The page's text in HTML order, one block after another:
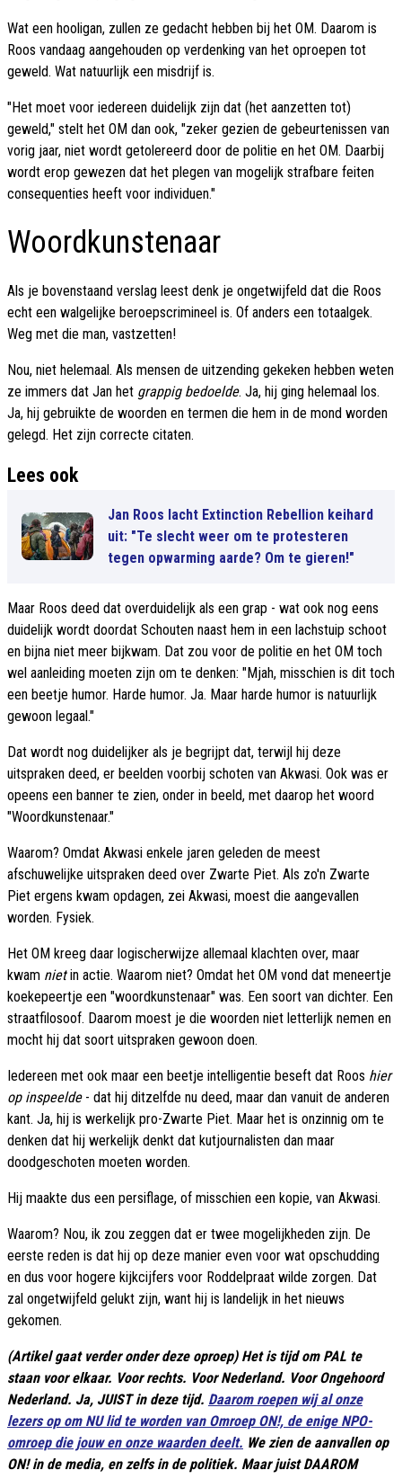
Wat een hooligan, zullen ze gedacht hebben bij het OM. Daarom is
Roos vandaag aangehouden op verdenking van het oproepen tot
geweld. Wat natuurlijk een misdrijf is.
"Het moet voor iedereen duidelijk zijn dat (het aanzetten tot)
geweld," stelt het OM dan ook, "zeker gezien de gebeurtenissen van
vorig jaar, niet wordt getolereerd door de politie en het OM. Daarbij
wordt erop gewezen dat het plegen van mogelijk strafbare feiten
consequenties heeft voor individuen."
Woordkunstenaar
Als je bovenstaand verslag leest denk je ongetwijfeld dat die Roos
echt een walgelijke beroepscrimineel is. Of anders een totaalgek.
Weg met die man, vastzetten!
Nou, niet helemaal. Als mensen de uitzending gekeken hebben weten
ze immers dat Jan het grappig bedoelde. Ja, hij ging helemaal los.
Ja, hij gebruikte de woorden en termen die hem in de mond worden
gelegd. Het zijn correcte citaten.
Lees ook
Jan Roos lacht Extinction Rebellion keihard
uit: "Te slecht weer om te protesteren
tegen opwarming aarde? Om te gieren!"
Maar Roos deed dat overduidelijk als een grap - wat ook nog eens
duidelijk wordt doordat Schouten naast hem in een lachstuip schoot
en bijna niet meer bijkwam. Dat zou voor de politie en het OM toch
wel aanleiding moeten zijn om te denken: "Mjah, misschien is dit toch
een beetje humor. Harde humor. Ja. Maar harde humor is natuurlijk
gewoon legaal."
Dat wordt nog duidelijker als je begrijpt dat, terwijl hij deze
uitspraken deed, er beelden voorbij schoten van Akwasi. Ook was er
opeens een banner te zien, onder in beeld, met daarop het woord
"Woordkunstenaar."
Waarom? Omdat Akwasi enkele jaren geleden de meest
afschuwelijke uitspraken deed over Zwarte Piet. Als zo'n Zwarte
Piet ergens kwam opdagen, zei Akwasi, moest die aangevallen
worden. Fysiek.
Het OM kreeg daar logischerwijze allemaal klachten over, maar
kwam nietin actie. Waarom niet? Omdat het OM vond dat meneertje
koekepeertje een "woordkunstenaar" was. Een soort van dichter. Een
straatfilosoof. Daarom moest je die woorden niet letterlijk nemen en
mocht hij dat soort uitspraken gewoon doen.
Iedereen met ook maar een beetje intelligentie beseft dat Roos hier
op inspeelde- dat hij ditzelfde nu deed, maar dan vanuit de anderen
kant. Ja, hij is werkelijk pro-Zwarte Piet. Maar het is onzinnig om te
denken dat hij werkelijk denkt dat kutjournalisten dan maar
doodgeschoten moeten worden.
Hij maakte dus een persiflage, of misschien een kopie, van Akwasi.
Waarom? Nou, ik zou zeggen dat er twee mogelijkheden zijn. De
eerste reden is dat hij op deze manier even voor wat opschudding
en dus voor hogere kijkcijfers voor Roddelpraat wilde zorgen. Dat
zal ongetwijfeld gelukt zijn, want hij is landelijk in het nieuws
gekomen.
(Artikel gaat verder onder deze oproep) Het is tijd om PAL te
staan voor elkaar. Voor rechts. Voor Nederland. Voor Ongehoord
Nederland. Ja, JUIST in deze tijd. Daarom roepen wij al onze
lezers op om NU lid te worden van Omroep ON!, de enige NPO-
omroep die jouw en onze waarden deelt. We zien de aanvallen op
ON! in de media, en zelfs in de politiek. Maar juist DAAROM